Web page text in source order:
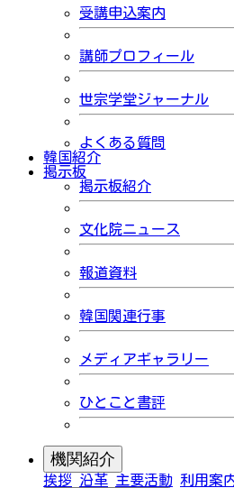
受講申込案内
講師プロフィール
世宗学堂ジャーナル
よくある質問
韓国紹介
掲示板
掲示板紹介
文化院ニュース
報道資料
韓国関連行事
メディアギャラリー
ひとこと書評
機関紹介
挨拶 沿革 主要活動 利用案